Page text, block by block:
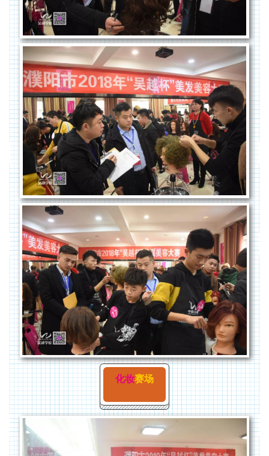
化妆赛场